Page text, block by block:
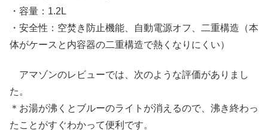
・容量：1.2L
・安全性：空焚き防止機能、自動電源オフ、二重構造（本
体がケースと内容器の二重構造で熱くなりにくい）
アマゾンのレビューでは、次のような評価がありまし
た。
＊お湯が沸くとブルーのライトが消えるので、沸き終わっ
たことがすぐわかって便利です。